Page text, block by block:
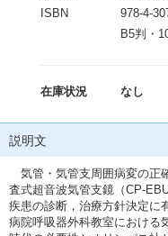
ISBN
978-4-
B5判・
在庫状況 なし
説明文
気管・気管支周囲病変の正
査式超音波気管支鏡（CP-
疾患の診断，治療方針決定に
病院呼吸器外科教室における